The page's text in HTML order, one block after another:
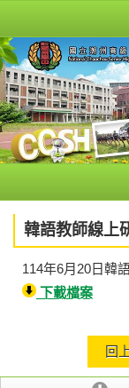
韓語教師線上
114年6月20日韓
下載檔案
回